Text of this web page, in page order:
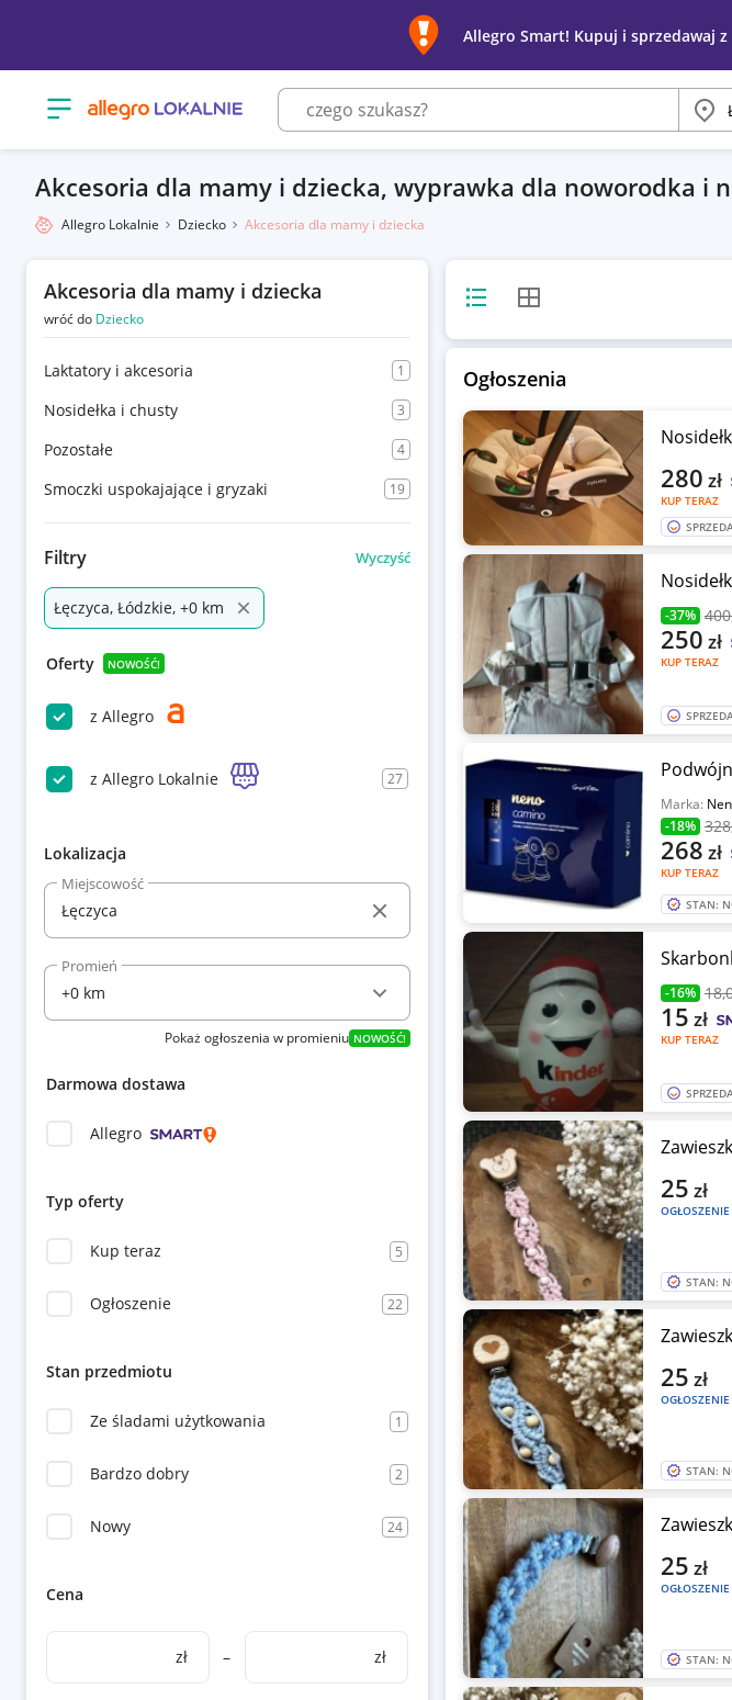
Allegro Smart! Kupuj i sprzedawaj z
Otwórz menu z kategoriami Miasto
Akcesoria dla mamy i dziecka, wyprawka dla noworodka i
Allegro Lokalnie Dziecko Akcesoria dla mamy i dziecka
Akcesoria dla mamy i dziecka
wróć do Dziecko
Laktatory i akcesoria 1
Nosidełka i chusty 3
Pozostałe 4
Smoczki uspokajające i gryzaki 19
Filtry Wyczyść
Łęczyca, Łódzkie, +0 km
Oferty NOWOŚĆ!
z Allegro
z Allegro Lokalnie 27
Lokalizacja
Miejscowość
Promień
Pokaż ogłoszenia w promieniu NOWOŚĆ!
Darmowa dostawa
Allegro
Typ oferty
Kup teraz 5
Ogłoszenie 22
Stan przedmiotu
Ze śladami użytkowania 1
Bardzo dobry 2
Nowy 24
Cena
zł – zł
Widok listyWidok siatki
Ogłoszenia
KUP TERAZ
280 zł
-37% 400
KUP TERAZ
250 zł
Marka:
-18% 328
KUP TERAZ
268 zł
STAN:
-16% 18
KUP TERAZ
15 zł
OGŁOSZENIE
25 zł
STAN:
OGŁOSZENIE
25 zł
STAN:
OGŁOSZENIE
25 zł
STAN: